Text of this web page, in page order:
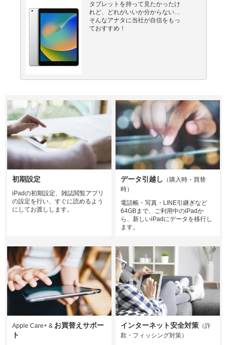
タブレットを持って見たかったけ
れど、どれがいいか分からない…
そんなアナタに当社が自信をもっ
ておすすめ！
初期設定
iPadの初期設定、雑誌閲覧アプリ
の設定を行い、すぐに読めるよう
にしてお渡しします。
データ引越し （購入時・買替
時）
電話帳・写真・LINE引継ぎなど
64GBまで、ご利用中のiPadか
ら、新しいiPadにデータを移行し
ます。
Apple Care+ & お買替えサポー
ト
インターネット安全対策 （詐
欺・フィッシング対策）